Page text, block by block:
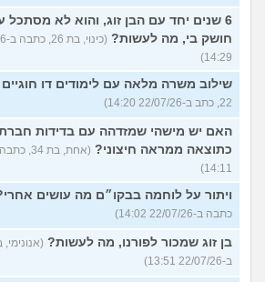
6 שנים יחד עם הבן זוג, והוא לא מסתכל
חושק בי, מה לעשות?
14:29)
שילוב משרה מלאה עם לימודים דו
22, כתב ב-22/07/26 14:20)
האם יש מישהי שמזדהה עם בדידות
כתוצאה ממראה חיצוני?
14:11)
ויתור על לוחמה בבקו״ם מה עושים
כתבה ב-22/07/26 14:02)
בן זוג שמכור לפורנו, מה לעשות?
ב-22/07/26 13:51)